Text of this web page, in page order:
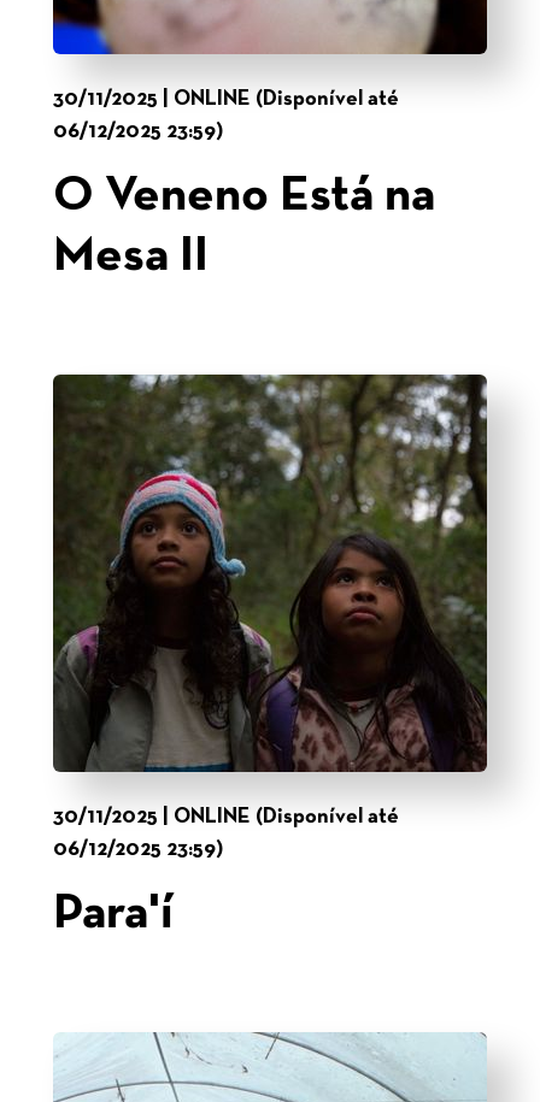
30/11/2025 | ONLINE (Disponível até
06/12/2025 23:59)
O Veneno Está na
Mesa II
30/11/2025 | ONLINE (Disponível até
06/12/2025 23:59)
Para'í